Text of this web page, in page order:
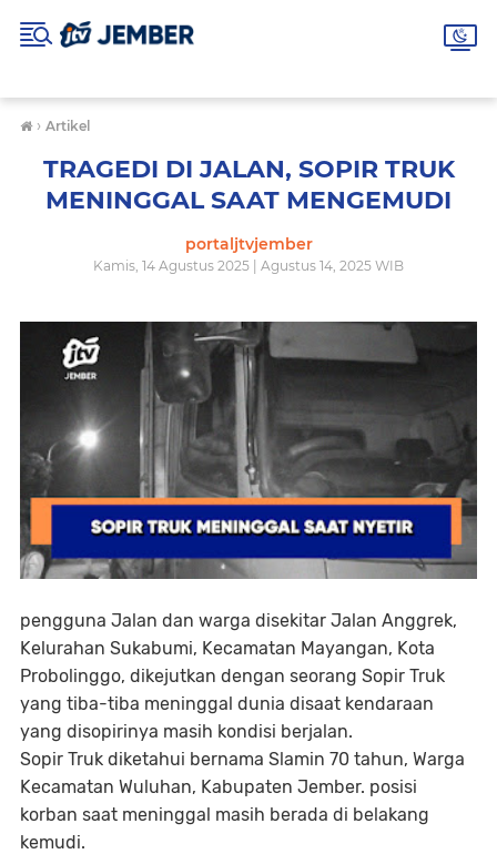
› Artikel
TRAGEDI DI JALAN, SOPIR TRUK
MENINGGAL SAAT MENGEMUDI
portaljtvjember
Kamis, 14 Agustus 2025 | Agustus 14, 2025 WIB
pengguna Jalan dan warga disekitar Jalan Anggrek,
Kelurahan Sukabumi, Kecamatan Mayangan, Kota
Probolinggo, dikejutkan dengan seorang Sopir Truk
yang tiba-tiba meninggal dunia disaat kendaraan
yang disopirinya masih kondisi berjalan.
Sopir Truk diketahui bernama Slamin 70 tahun, Warga
Kecamatan Wuluhan, Kabupaten Jember. posisi
korban saat meninggal masih berada di belakang
kemudi.